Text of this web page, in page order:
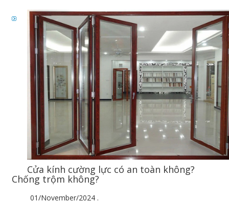
Cửa kính cường lực có an toàn không?
Chống trộm không?
01/November/2024 .